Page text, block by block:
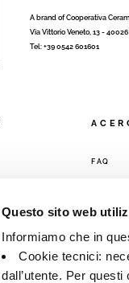
Questo sito web
Informiamo che in
Cookie tecnici:
dall’utente. Per
A brand of Cooperativa
Via Vittorio Veneto, 13 -
Tel: +39 0542 601601
FAQ